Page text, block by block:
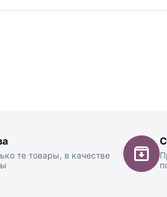
те товары, в качестве